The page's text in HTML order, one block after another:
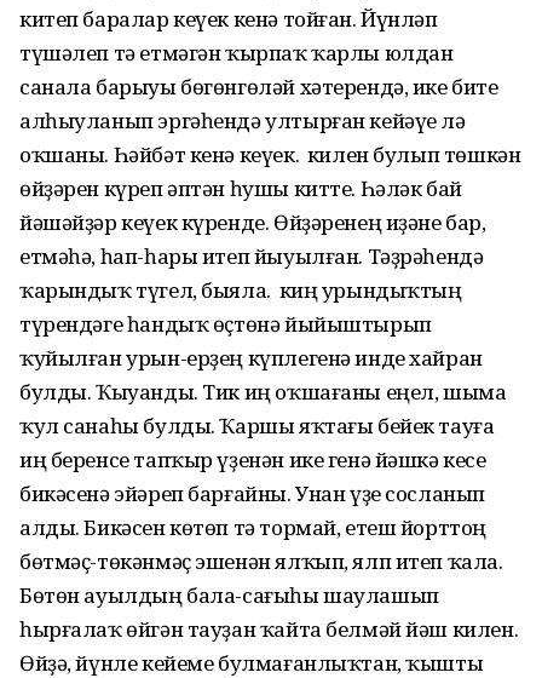
китеп баралар кеүек кенә тойған. Йүнләп
түшәлеп тә етмәгән ҡырпаҡ ҡарлы юлдан
санала барыуы бөгөнгөләй хәтерендә, ике бите
алһыуланып эргәһендә ултырған кейәүе лә
оҡшаны. Һәйбәт кенә кеүек. Ә килен булып төшкән
өйҙәрен күреп әптән һушы китте. Һәләк бай
йәшәйҙәр кеүек күренде. Өйҙәренең иҙәне бар,
етмәһә, һап-һары итеп йыуылған. Тәҙрәһендә
ҡарындыҡ түгел, быяла. Ә киң урындыҡтың
түрендәге һандыҡ өҫтөнә йыйыштырып
ҡуйылған урын-ерҙең күплегенә инде хайран
булды. Ҡыуанды. Тик иң оҡшағаны еңел, шыма
ҡул санаһы булды. Ҡаршы яҡтағы бейек тауға
иң беренсе тапҡыр үҙенән ике генә йәшкә кесе
бикәсенә эйәреп барғайны. Унан үҙе сосланып
алды. Бикәсен көтөп тә тормай, етеш йорттоң
бөтмәҫ-төкәнмәҫ эшенән ялҡып, ялп итеп ҡала.
Бөтөн ауылдың бала-сағыһы шаулашып
һырғалаҡ өйгән тауҙан ҡайта белмәй йәш килен.
Өйҙә, йүнле кейеме булмағанлыҡтан, ҡышты